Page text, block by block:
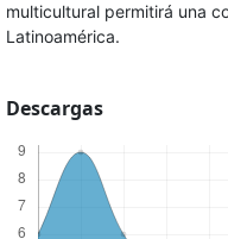
multicultural permitirá una
Latinoamérica.
Descargas